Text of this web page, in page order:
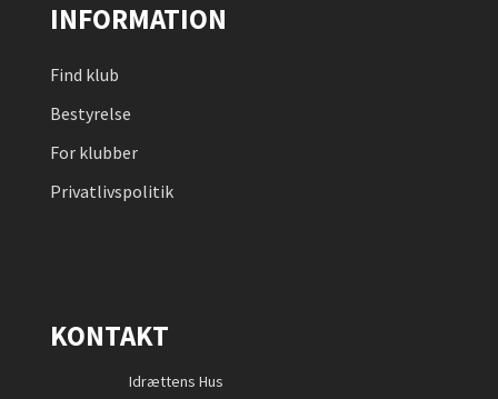
INFORMATION
Find klub
Bestyrelse
For klubber
Privatlivspolitik
KONTAKT
Idrættens Hus